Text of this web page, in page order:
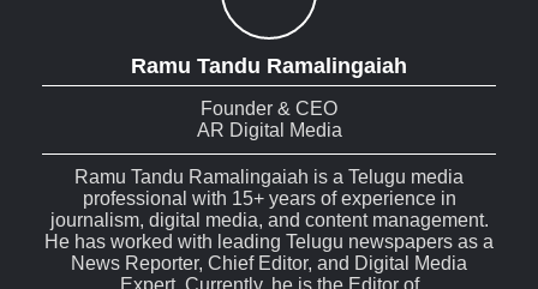
Ramu Tandu Ramalingaiah
Founder & CEO
AR Digital Media
Ramu Tandu Ramalingaiah is a Telugu media
professional with 15+ years of experience in
journalism, digital media, and content management.
He has worked with leading Telugu newspapers as a
News Reporter, Chief Editor, and Digital Media